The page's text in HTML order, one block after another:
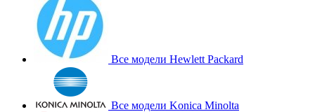
Все модели Hewlett Packard
Все модели Konica Minolta